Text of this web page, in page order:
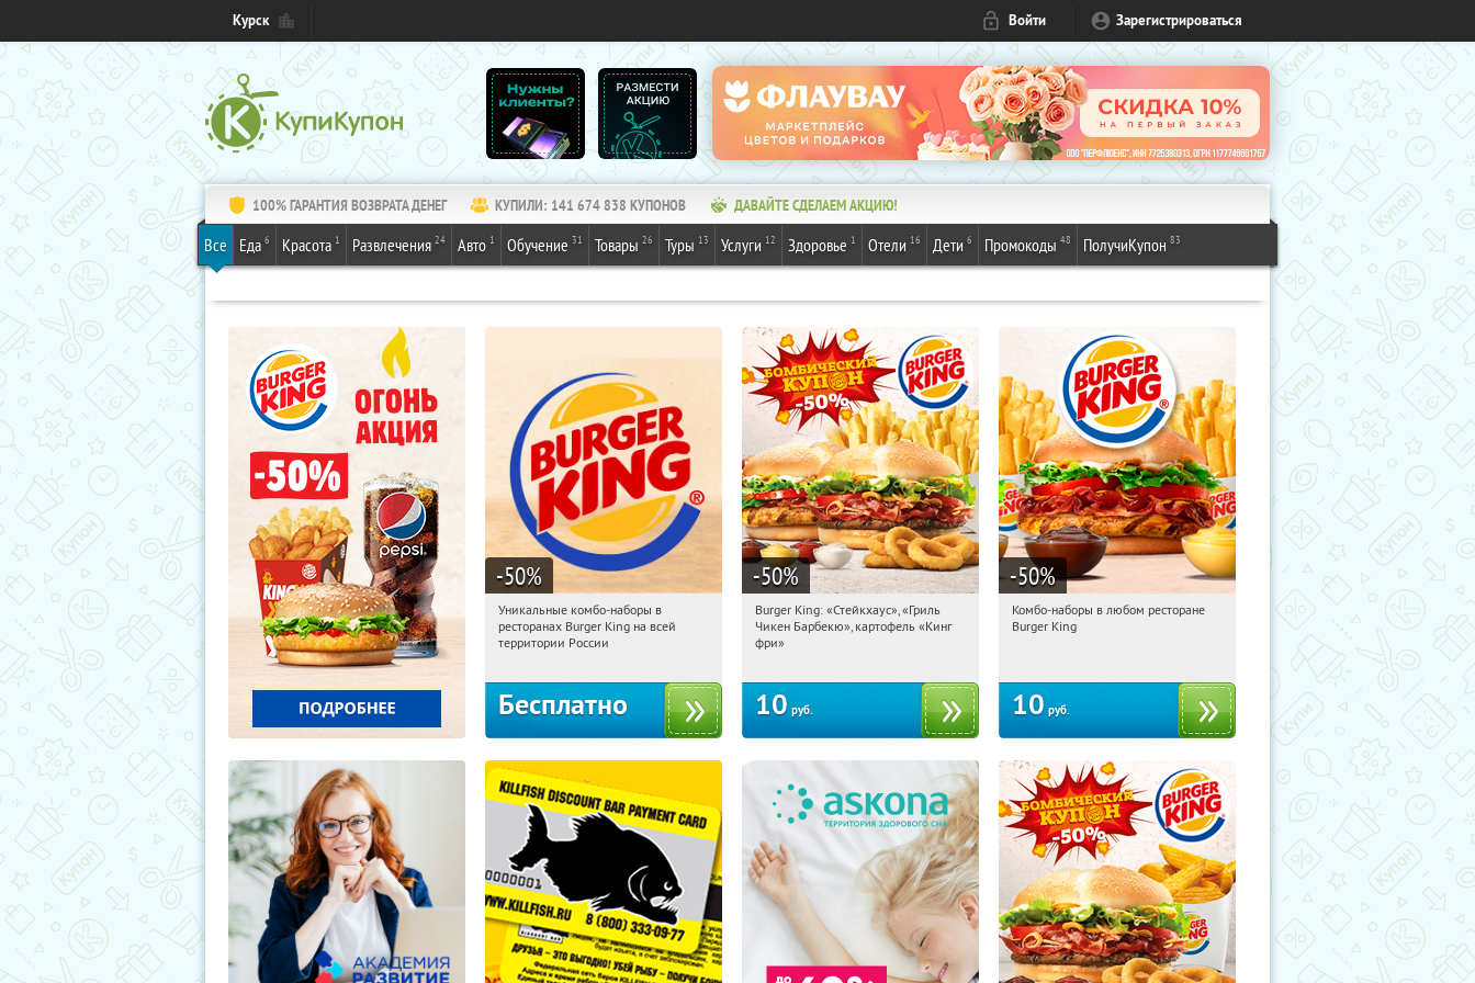
Курск Войти Зарегистрироваться
100% ГАРАНТИЯ ВОЗВРАТА ДЕНЕГ КУПИЛИ: 141 674 839 КУПОНОВ ДАВАЙТЕ СДЕЛАЕМ АКЦИЮ!
Все Еда 6 Красота 1 Развлечения 24 Авто 1 Обучение 31 Товары 26 Туры 13 Услуги 12 Здоровье 1 Отели 16 Дети 6 Промокоды 48 ПолучиКупон 83
-50%
06:27:56 Получили:
Россия
Уникальные комбо-наборы в
ресторанах Burger King на всей
территории России
Бесплатно
-50%
06:27:56 Купили:18007
Екатеринбург
Burger King: «Стейкхаус», «Гриль
Чикен Барбекю», картофель «Кинг
фри»
10 руб.
-50%
06:27:56 Купили:12911
Комбо-наборы в любом ресторане
Burger King
10 руб.